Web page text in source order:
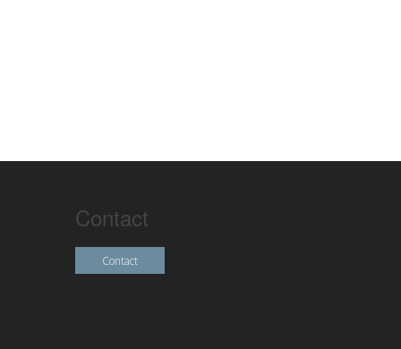
Contact
Contact